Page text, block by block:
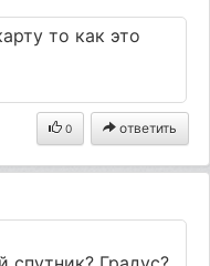
то как это
0 ответить